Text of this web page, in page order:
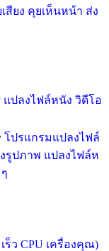
สียง คุยเห็นหน้า ส่ง
แปลงไฟล์หนัง วิดีโอ
โปรแกรมแปลงไฟล์
รูปภาพ แปลงไฟล์ห
ร็ว CPU เครื่องคุณ)